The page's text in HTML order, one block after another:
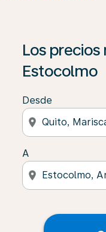
Los precios
Estocolmo
Desde
location_on
A
location_on